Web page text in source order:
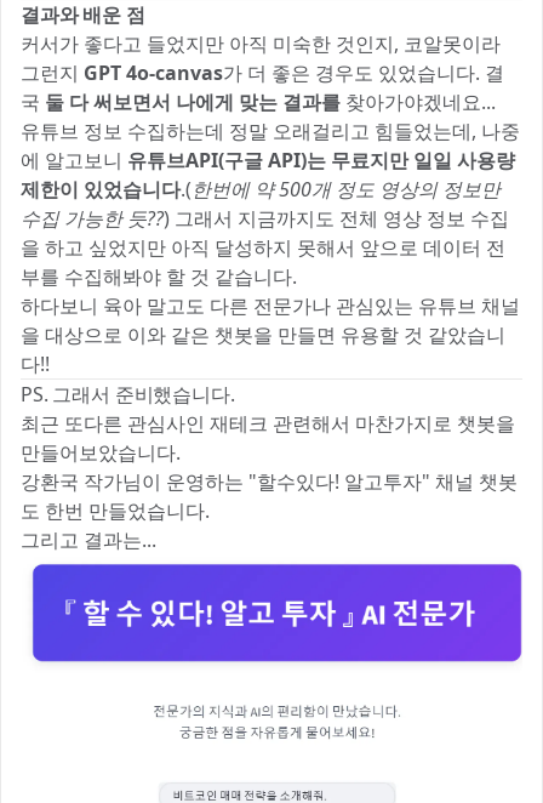
결과와 배운 점
커서가 좋다고 들었지만 아직 미숙한 것인지, 코알못이라
그런지 GPT 4o-canvas가 더 좋은 경우도 있었습니다. 결
국 둘 다 써보면서 나에게 맞는 결과를 찾아가야겠네요...
유튜브 정보 수집하는데 정말 오래걸리고 힘들었는데, 나중
에 알고보니 유튜브API(구글 API)는 무료지만 일일 사용량
제한이 있었습니다.(한번에 약 500개 정도 영상의 정보만
수집 가능한 듯??) 그래서 지금까지도 전체 영상 정보 수집
을 하고 싶었지만 아직 달성하지 못해서 앞으로 데이터 전
부를 수집해봐야 할 것 같습니다.
하다보니 육아 말고도 다른 전문가나 관심있는 유튜브 채널
을 대상으로 이와 같은 챗봇을 만들면 유용할 것 같았습니
다!!
PS. 그래서 준비했습니다.
최근 또다른 관심사인 재테크 관련해서 마찬가지로 챗봇을
만들어보았습니다.
강환국 작가님이 운영하는 "할수있다! 알고투자" 채널 챗봇
도 한번 만들었습니다.
그리고 결과는...